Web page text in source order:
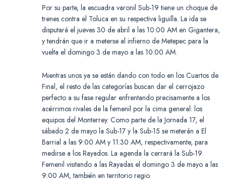
Por su parte, la escuadra varonil Sub-19 tiene un choque de
trenes contra el Toluca en su respectiva liguilla. La ida se
disputará el jueves 30 de abril a las 10:00 AM en Gigantera,
y tendrán que ir a meterse al infierno de Metepec para la
vuelta el domingo 3 de mayo a las 10:00 AM.
Mientras unos ya se están dando con todo en los Cuartos de
Final, el resto de las categorías buscan dar el cerrojazo
perfecto a su fase regular enfrentando precisamente a los
acérrimos rivales de la femenil por la cima general: los
equipos del Monterrey. Como parte de la Jornada 17, el
sábado 2 de mayo la Sub-17 y la Sub-15 se meterán a El
Barrial a las 9:00 AM y 11:30 AM, respectivamente, para
medirse a los Rayados. La agenda la cerrará la Sub-19
Femenil visitando a las Rayadas el domingo 3 de mayo a las
9:00 AM, también en territorio regio.